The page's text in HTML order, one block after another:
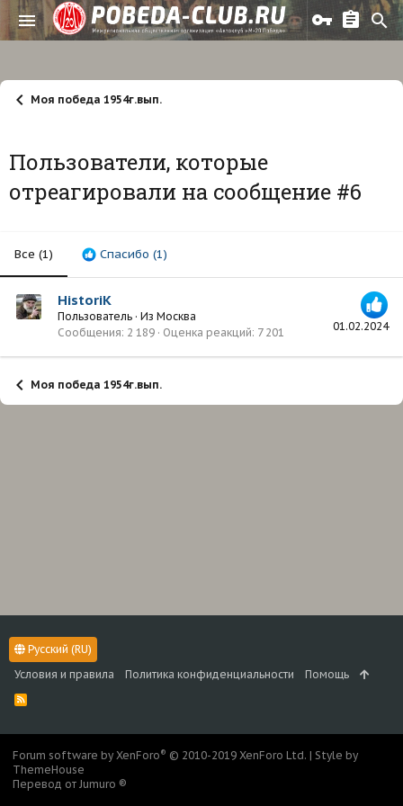
Моя победа 1954г.вып.
Пользователи, которые
отреагировали на сообщение #6
Все (1) Спасибо (1)
01.02.2024
HistoriK
Пользователь · Из Москва
Сообщения 2 189 Оценка реакций 7 201
Моя победа 1954г.вып.
Русский (RU)
Условия и правила
Политика конфиденциальности Помощь
R
S
Forum software by XenForo® © 2010-2019 XenForo Ltd. | Style by
ThemeHouse
Перевод от Jumuro ®